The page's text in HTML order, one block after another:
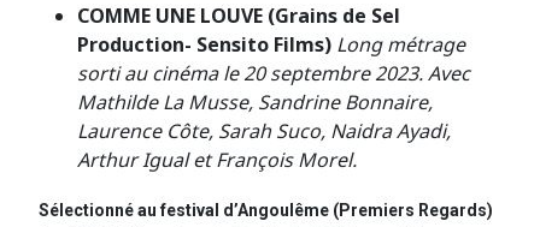
COMME UNE LOUVE (Grains de Sel
Production- Sensito Films) Long métrage
sorti au cinéma le 20 septembre 2023. Avec
Mathilde La Musse, Sandrine Bonnaire,
Laurence Côte, Sarah Suco, Naidra Ayadi,
Arthur Igual et François Morel.
Sélectionné au festival d’Angoulême (Premiers Regards)